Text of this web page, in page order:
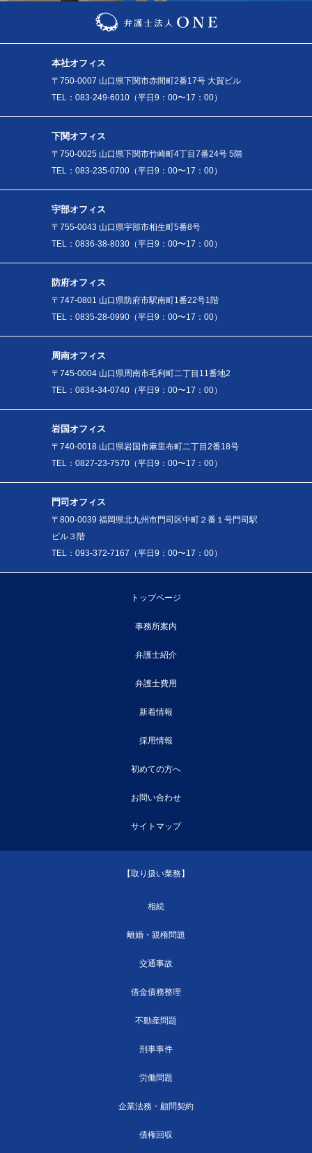
本社オフィス
〒750-0007 山口県下関市赤間町2番17号 大賀ビル
TEL：083-249-6010（平日9：00〜17：00）
下関オフィス
〒750-0025 山口県下関市竹崎町4丁目7番24号 5階
TEL：083-235-0700（平日9：00〜17：00）
宇部オフィス
〒755-0043 山口県宇部市相生町5番8号
TEL：0836-38-8030（平日9：00〜17：00）
防府オフィス
〒747-0801 山口県防府市駅南町1番22号1階
TEL：0835-28-0990（平日9：00〜17：00）
周南オフィス
〒745-0004 山口県周南市毛利町二丁目11番地2
TEL：0834-34-0740（平日9：00〜17：00）
岩国オフィス
〒740-0018 山口県岩国市麻里布町二丁目2番18号
TEL：0827-23-7570（平日9：00〜17：00）
門司オフィス
〒800-0039 福岡県北九州市門司区中町２番１号門司駅
ビル３階
TEL：093-372-7167（平日9：00〜17：00）
トップページ
事務所案内
弁護士紹介
弁護士費用
新着情報
採用情報
初めての方へ
お問い合わせ
サイトマップ
【取り扱い業務】
相続
離婚・親権問題
交通事故
借金債務整理
不動産問題
刑事事件
労働問題
企業法務・顧問契約
債権回収